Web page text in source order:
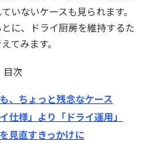
いないケースも見られます。
に、ドライ厨房を維持するた
てみます。
目次
、ちょっと残念なケース
仕様」より「ドライ運用」
見直すきっかけに